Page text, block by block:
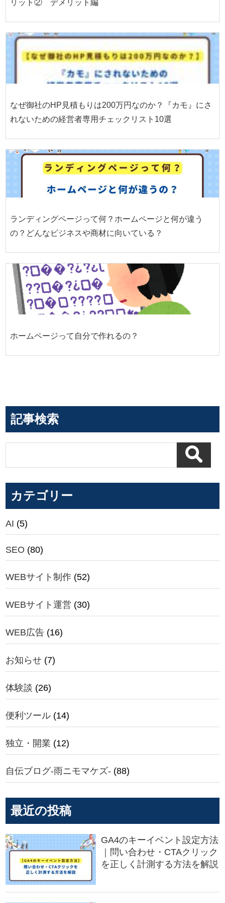
リット② デメリット編
なぜ御社のHP見積もりは200万円なのか？『カモ』にさ
れないための経営者専用チェックリスト10選
ランディングページって何？ホームページと何が違う
の？どんなビジネスや商材に向いている？
ホームページって自分で作れるの？
記事検索
カテゴリー
AI (5)
SEO (80)
WEBサイト制作 (52)
WEBサイト運営 (30)
WEB広告 (16)
お知らせ (7)
体験談 (26)
便利ツール (14)
独立・開業 (12)
自伝ブログ-雨ニモマケズ- (88)
最近の投稿
GA4のキーイベント設定方法
｜問い合わせ・CTAクリック
を正しく計測する方法を解説